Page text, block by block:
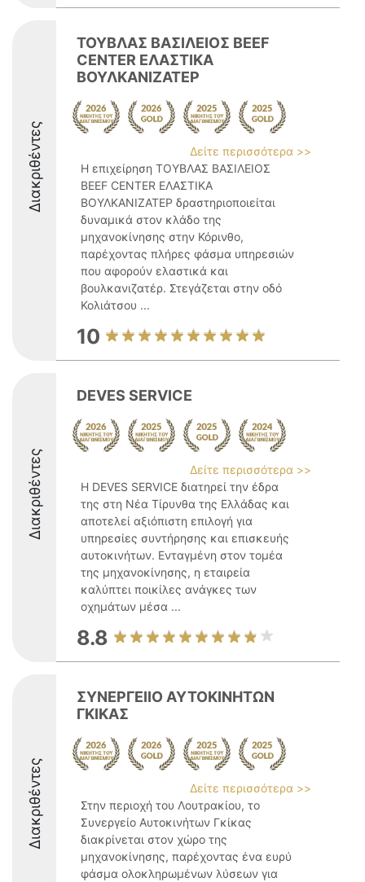
Διακριθέντες
ΤΟΥΒΛΑΣ ΒΑΣΙΛΕΙΟΣ BEEF
CENTER ΕΛΑΣΤΙΚΑ
ΒΟΥΛΚΑΝΙΖΑΤΕΡ
Δείτε περισσότερα >>
Η επιχείρηση ΤΟΥΒΛΑΣ ΒΑΣΙΛΕΙΟΣ
BEEF CENTER ΕΛΑΣΤΙΚΑ
ΒΟΥΛΚΑΝΙΖΑΤΕΡ δραστηριοποιείται
δυναμικά στον κλάδο της
μηχανοκίνησης στην Κόρινθο,
παρέχοντας πλήρες φάσμα υπηρεσιών
που αφορούν ελαστικά και
βουλκανιζατέρ. Στεγάζεται στην οδό
Κολιάτσου ...
10
Διακριθέντες
DEVES SERVICE
Δείτε περισσότερα >>
Η DEVES SERVICE διατηρεί την έδρα
της στη Νέα Τίρυνθα της Ελλάδας και
αποτελεί αξιόπιστη επιλογή για
υπηρεσίες συντήρησης και επισκευής
αυτοκινήτων. Ενταγμένη στον τομέα
της μηχανοκίνησης, η εταιρεία
καλύπτει ποικίλες ανάγκες των
οχημάτων μέσα ...
8.8
Διακριθέντες
ΣΥΝΕΡΓΕΙΙΟ ΑΥΤΟΚΙΝΗΤΩΝ
ΓΚΙΚΑΣ
Δείτε περισσότερα >>
Στην περιοχή του Λουτρακίου, το
Συνεργείο Αυτοκινήτων Γκίκας
διακρίνεται στον χώρο της
μηχανοκίνησης, παρέχοντας ένα ευρύ
φάσμα ολοκληρωμένων λύσεων για